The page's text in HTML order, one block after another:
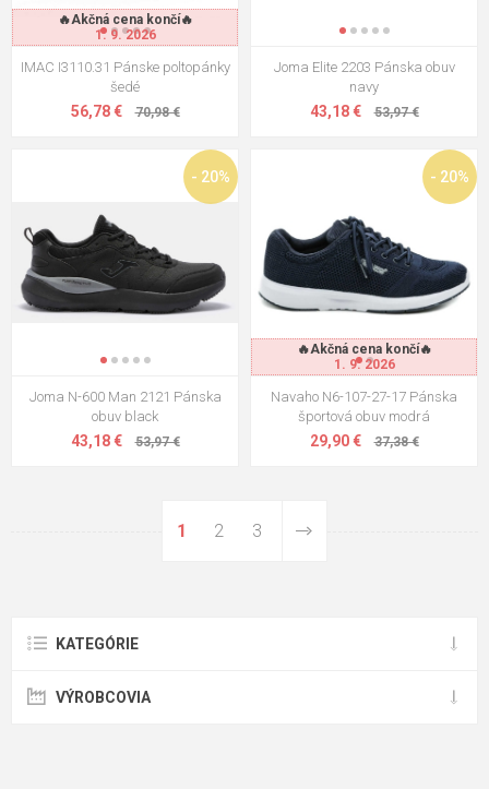
🔥Akčná cena končí🔥
1. 9. 2026
IMAC I3110.31 Pánske poltopánky
šedé
56,78 € 70,98 €
Joma Elite 2203 Pánska obuv
navy
43,18 € 53,97 €
- 20%
Joma N-600 Man 2121 Pánska
obuv black
43,18 € 53,97 €
🔥Akčná cena končí🔥
1. 9. 2026
- 20%
Navaho N6-107-27-17 Pánska
športová obuv modrá
29,90 € 37,38 €
1 2 3
KATEGÓRIE
VÝROBCOVIA